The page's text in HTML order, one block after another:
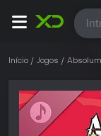
Início Jogos Absolum